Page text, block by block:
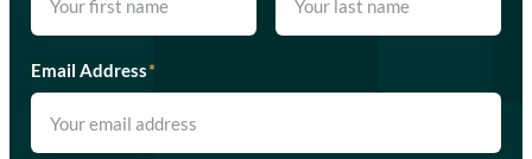
Email Address*